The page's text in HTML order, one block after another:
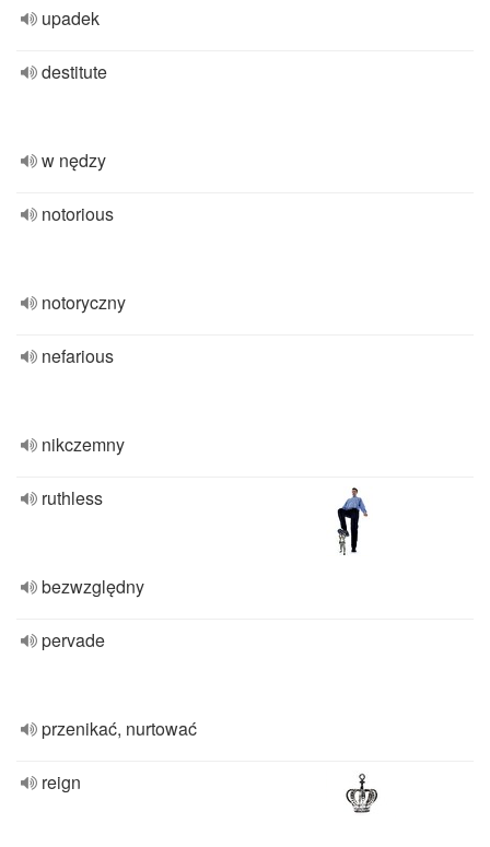
upadek
destitute
w nędzy
notorious
notoryczny
nefarious
nikczemny
ruthless
bezwzględny
pervade
przenikać, nurtować
reign